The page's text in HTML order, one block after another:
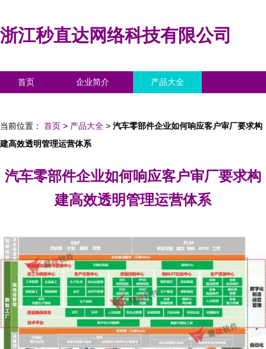
浙江秒直达网络科技有限公司
首页 企业简介 产品大全
当前位置： 首页 > 产品大全 > 汽车零部件企业如何响应客户审厂要求构
建高效透明管理运营体系
汽车零部件企业如何响应客户审厂要求构
建高效透明管理运营体系